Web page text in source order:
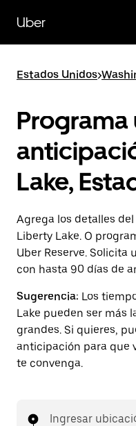
contenido
principal
Uber
Estados Unidos>
Programa
Lake,
Agrega los detalles
Liberty Lake. O
Uber Reserve.
con hasta 90 días de
Sugerencia: Los
Lake pueden ser más
grandes. Si quieres,
anticipación para que
te convenga.
Ingresar